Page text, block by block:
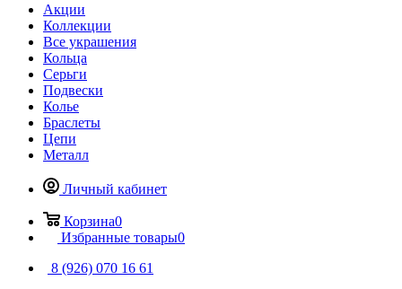
Акции
Коллекции
Все украшения
Кольца
Серьги
Подвески
Колье
Браслеты
Цепи
Металл
Личный кабинет
Корзина0
Избранные товары0
8 (926) 070 16 61